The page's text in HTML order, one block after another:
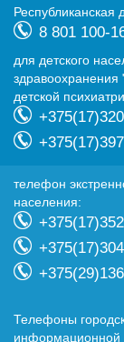
Республиканская
8 801 100-
для детского
здравоохранения
детской
телефон
населения:
Телефоны
информационной